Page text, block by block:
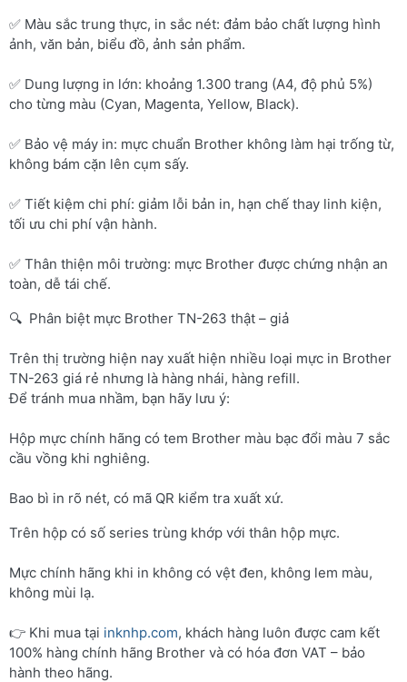
✅ Màu sắc trung thực, in sắc nét: đảm bảo chất lượng hình
ảnh, văn bản, biểu đồ, ảnh sản phẩm.
✅ Dung lượng in lớn: khoảng 1.300 trang (A4, độ phủ 5%)
cho từng màu (Cyan, Magenta, Yellow, Black).
✅ Bảo vệ máy in: mực chuẩn Brother không làm hại trống từ,
không bám cặn lên cụm sấy.
✅ Tiết kiệm chi phí: giảm lỗi bản in, hạn chế thay linh kiện,
tối ưu chi phí vận hành.
✅ Thân thiện môi trường: mực Brother được chứng nhận an
toàn, dễ tái chế.
🔍 Phân biệt mực Brother TN-263 thật – giả
Trên thị trường hiện nay xuất hiện nhiều loại mực in Brother
TN-263 giá rẻ nhưng là hàng nhái, hàng refill.
Để tránh mua nhầm, bạn hãy lưu ý:
Hộp mực chính hãng có tem Brother màu bạc đổi màu 7 sắc
cầu vồng khi nghiêng.
Bao bì in rõ nét, có mã QR kiểm tra xuất xứ.
Trên hộp có số series trùng khớp với thân hộp mực.
Mực chính hãng khi in không có vệt đen, không lem màu,
không mùi lạ.
👉 Khi mua tại inknhp.com, khách hàng luôn được cam kết
100% hàng chính hãng Brother và có hóa đơn VAT – bảo
hành theo hãng.